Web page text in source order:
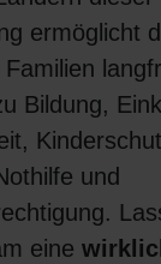
ermöglicht
Bildung,
und
eine